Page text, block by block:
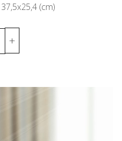
37,5x25,4 (cm)